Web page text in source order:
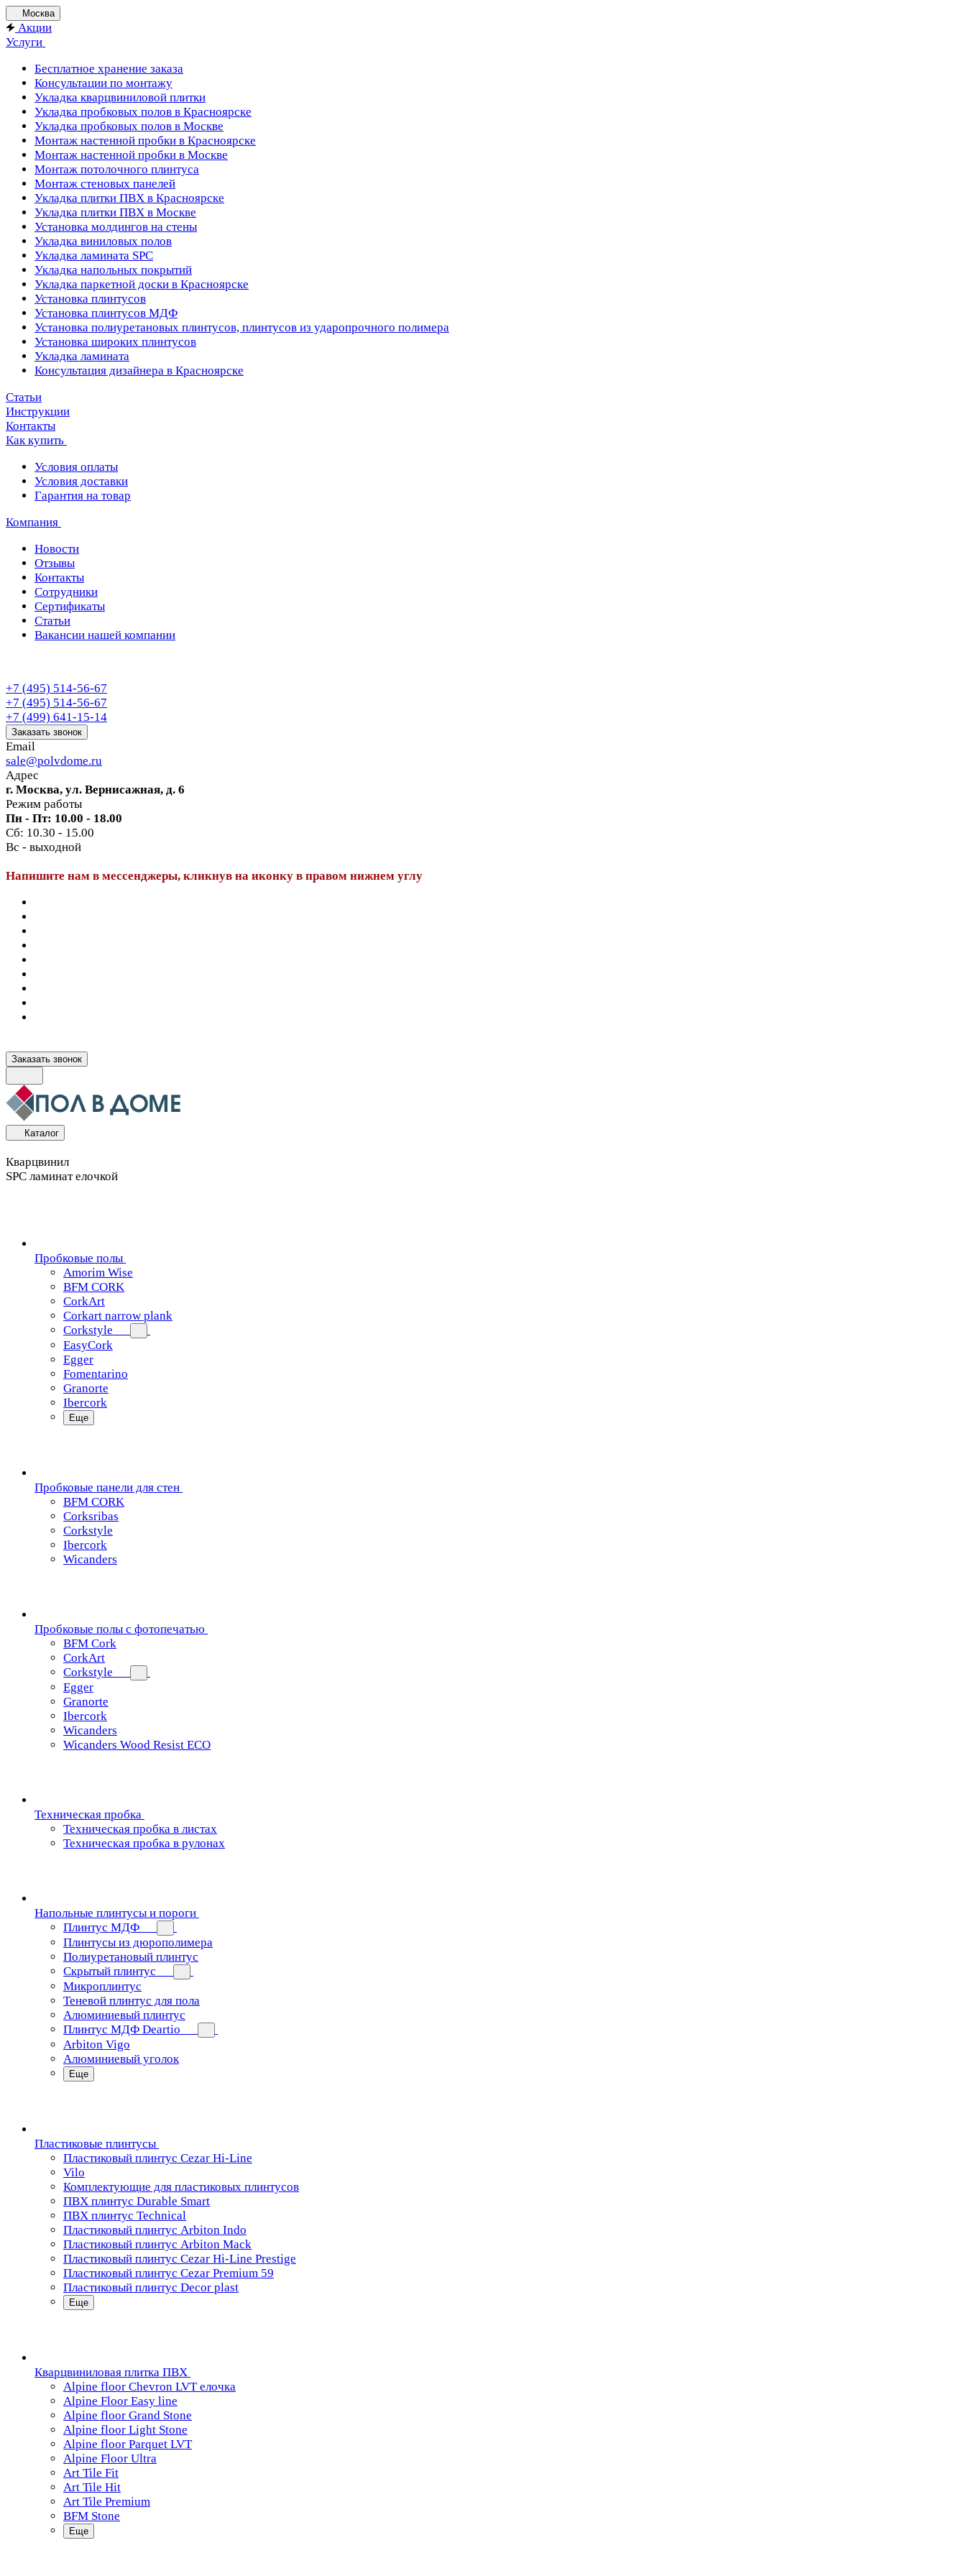
Москва
Акции
Услуги
Бесплатное хранение заказа
Консультации по монтажу
Укладка кварцвиниловой плитки
Укладка пробковых полов в Красноярске
Укладка пробковых полов в Москве
Монтаж настенной пробки в Красноярске
Монтаж настенной пробки в Москве
Монтаж потолочного плинтуса
Монтаж стеновых панелей
Укладка плитки ПВХ в Красноярске
Укладка плитки ПВХ в Москве
Установка молдингов на стены
Укладка виниловых полов
Укладка ламината SPC
Укладка напольных покрытий
Укладка паркетной доски в Красноярске
Установка плинтусов
Установка плинтусов МДФ
Установка полиуретановых плинтусов, плинтусов из ударопрочного полимера
Установка широких плинтусов
Укладка ламината
Консультация дизайнера в Красноярске
Статьи
Инструкции
Контакты
Как купить
Условия оплаты
Условия доставки
Гарантия на товар
Компания
Новости
Отзывы
Контакты
Сотрудники
Сертификаты
Статьи
Вакансии нашей компании
+7 (495) 514-56-67
+7 (495) 514-56-67
+7 (499) 641-15-14
Заказать звонок
Email
sale@polvdome.ru
Адрес
г. Москва, ул. Вернисажная, д. 6
Режим работы
Пн - Пт: 10.00 - 18.00
Сб: 10.30 - 15.00
Вс - выходной
Напишите нам в мессенджеры, кликнув на иконку в правом нижнем углу
Заказать звонок
Каталог
Кварцвинил
SPC ламинат елочкой
Пробковые полы
Amorim Wise
BFM CORK
CorkArt
Corkart narrow plank
Corkstyle
EasyCork
Egger
Fomentarino
Granorte
Ibercork
Еще
Пробковые панели для стен
BFM CORK
Corksribas
Corkstyle
Ibercork
Wicanders
Пробковые полы с фотопечатью
BFM Cork
CorkArt
Corkstyle
Egger
Granorte
Ibercork
Wicanders
Wicanders Wood Resist ECO
Техническая пробка
Техническая пробка в листах
Техническая пробка в рулонах
Напольные плинтусы и пороги
Плинтус МДФ
Плинтусы из дюрополимера
Полиуретановый плинтус
Скрытый плинтус
Микроплинтус
Теневой плинтус для пола
Алюминиевый плинтус
Плинтус МДФ Deartio
Arbiton Vigo
Алюминиевый уголок
Еще
Пластиковые плинтусы
Пластиковый плинтус Cezar Hi-Line
Vilo
Комплектующие для пластиковых плинтусов
ПВХ плинтус Durable Smart
ПВХ плинтус Technical
Пластиковый плинтус Arbiton Indo
Пластиковый плинтус Arbiton Mack
Пластиковый плинтус Cezar Hi-Line Prestige
Пластиковый плинтус Cezar Premium 59
Пластиковый плинтус Decor plast
Еще
Кварцвиниловая плитка ПВХ
Alpine floor Chevron LVT елочка
Alpine Floor Easy line
Alpine floor Grand Stone
Alpine floor Light Stone
Alpine floor Parquet LVT
Alpine Floor Ultra
Art Tile Fit
Art Tile Hit
Art Tile Premium
BFM Stone
Еще